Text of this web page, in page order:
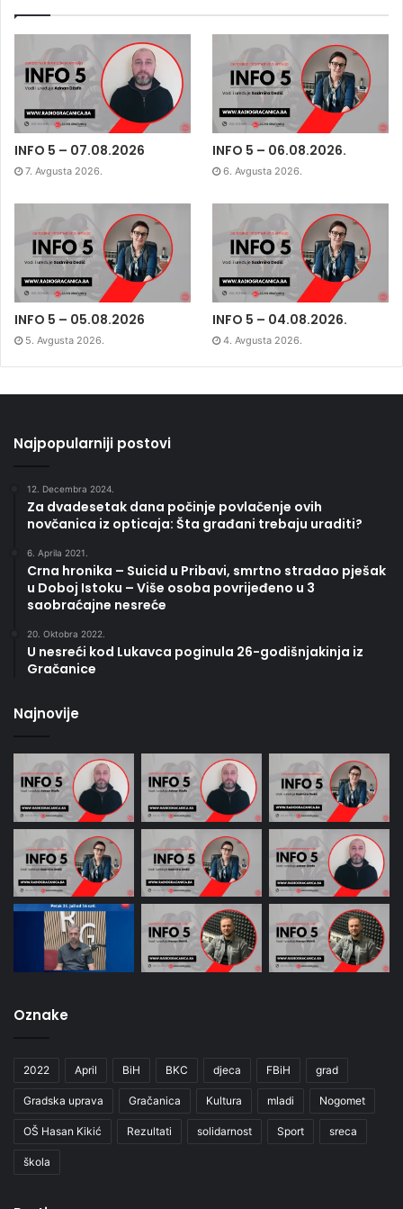
INFO 5 – 07.08.2026
7. Avgusta 2026.
INFO 5 – 06.08.2026.
6. Avgusta 2026.
INFO 5 – 05.08.2026
5. Avgusta 2026.
INFO 5 – 04.08.2026.
4. Avgusta 2026.
Najpopularniji postovi
12. Decembra 2024.
Za dvadesetak dana počinje povlačenje ovih
novčanica iz opticaja: Šta građani trebaju uraditi?
6. Aprila 2021.
Crna hronika – Suicid u Pribavi, smrtno stradao pješak
u Doboj Istoku – Više osoba povrijeđeno u 3
saobraćajne nesreće
20. Oktobra 2022.
U nesreći kod Lukavca poginula 26-godišnjakinja iz
Gračanice
Najnovije
Oznake
2022 April BiH BKC djeca FBiH grad
Gradska uprava Gračanica Kultura mladi Nogomet
OŠ Hasan Kikić Rezultati solidarnost Sport sreca
škola